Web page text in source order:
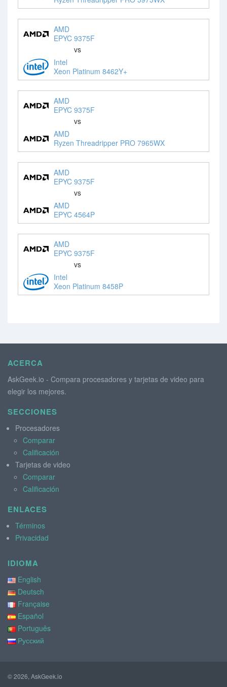
AMD
EPYC 9375F
vs
Intel
Xeon Platinum 8462Y+
AMD
EPYC 9375F
vs
AMD
Ryzen Threadripper PRO 7965WX
AMD
EPYC 9375F
vs
AMD
EPYC 4564P
AMD
EPYC 9375F
vs
Intel
Xeon Platinum 8458P
ACERCA
AskGeek.io - Compara procesadores y tarjetas de video para
elegir los mejores.
SECCIONES
Procesadores
Comparar
Calificación
Tarjetas de video
Comparar
Calificación
ENLACES
Términos
Privacidad
IDIOMA
English
Deutsch
Française
Español
Português
Русский
© 2026, AskGeek.io